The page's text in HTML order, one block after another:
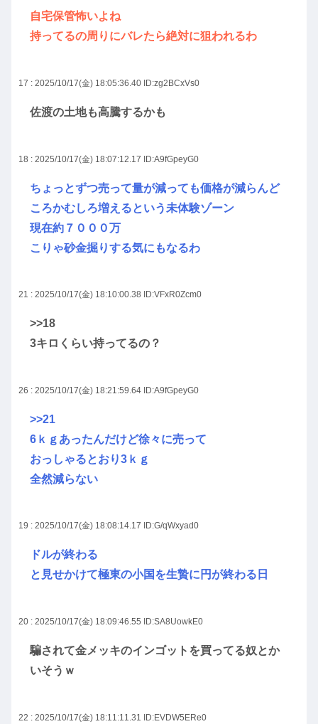
自宅保管怖いよね
持ってるの周りにバレたら絶対に狙われるわ
17 : 2025/10/17(金) 18:05:36.40 ID:zg2BCxVs0
佐渡の土地も高騰するかも
18 : 2025/10/17(金) 18:07:12.17 ID:A9fGpeyG0
ちょっとずつ売って量が減っても価格が減らんど
ころかむしろ増えるという未体験ゾーン
現在約７０００万
こりゃ砂金掘りする気にもなるわ
21 : 2025/10/17(金) 18:10:00.38 ID:VFxR0Zcm0
>>18
3キロくらい持ってるの？
26 : 2025/10/17(金) 18:21:59.64 ID:A9fGpeyG0
>>21
6ｋｇあったんだけど徐々に売って
おっしゃるとおり3ｋｇ
全然減らない
19 : 2025/10/17(金) 18:08:14.17 ID:G/qWxyad0
ドルが終わる
と見せかけて極東の小国を生贄に円が終わる日
20 : 2025/10/17(金) 18:09:46.55 ID:SA8UowkE0
騙されて金メッキのインゴットを買ってる奴とか
いそうｗ
22 : 2025/10/17(金) 18:11:11.31 ID:EVDW5ERe0